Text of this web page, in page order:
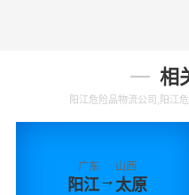
相
阳江危险品物流公司,阳江
广东
阳江→
山西
太原